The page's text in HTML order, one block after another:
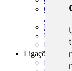
CNAE-
PMF -
Ligações
Links